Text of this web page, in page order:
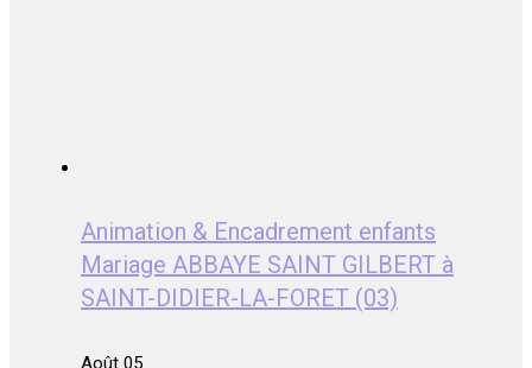
Animation & Encadrement enfants
Mariage ABBAYE SAINT GILBERT à
SAINT-DIDIER-LA-FORET (03)
Août 05